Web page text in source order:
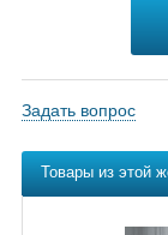
Задать вопрос
Товары из этой